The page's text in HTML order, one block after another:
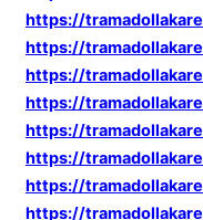
https://
https://
https://
https://
https://
https://
https://
https://